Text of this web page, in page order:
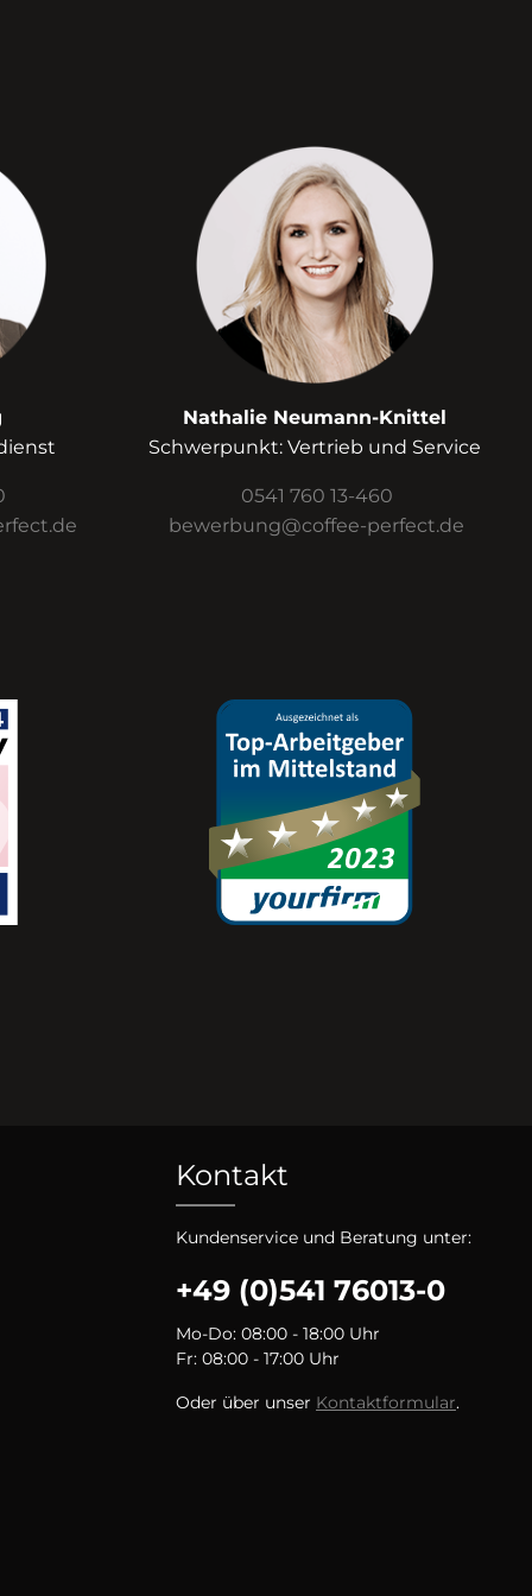
Nathalie Neumann-Knittel
Schwerpunkt: Vertrieb und Service
0541 760 13-460
bewerbung@coffee-perfect.de
Kontakt
Kundenservice und Beratung unter:
+49 (0)541 76013-0
Mo-Do: 08:00 - 18:00 Uhr
Fr: 08:00 - 17:00 Uhr
Oder über unser Kontaktformular.